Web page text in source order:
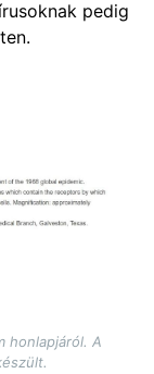
pedig
honlapjáról. A